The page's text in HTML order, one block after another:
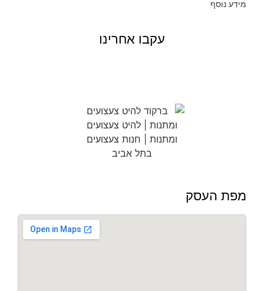
מידע נוסף
עקבו אחרינו
מפת העסק